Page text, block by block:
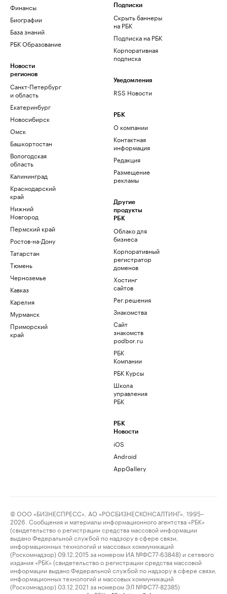
Финансы
Биографии
База знаний
РБК Образование
Новости
регионов
Санкт-Петербург
и область
Екатеринбург
Новосибирск
Омск
Башкортостан
Вологодская
область
Калининград
Краснодарский
край
Нижний
Новгород
Пермский край
Ростов-на-Дону
Татарстан
Тюмень
Черноземье
Кавказ
Карелия
Мурманск
Приморский
край
Подписки
Скрыть баннеры
на РБК
Подписка на РБК
Корпоративная
подписка
Уведомления
RSS Новости
РБК
О компании
Контактная
информация
Редакция
Размещение
рекламы
Другие
продукты
РБК
Облако для
бизнеса
Корпоративный
регистратор
доменов
Хостинг
сайтов
Рег.решения
Знакомства
Сайт
знакомств
podbor.ru
РБК
Компании
РБК Курсы
Школа
управления
РБК
РБК
Новости
iOS
Android
AppGallery
© ООО «БИЗНЕСПРЕСС», АО «РОСБИЗНЕСКОНСАЛТИНГ», 1995–
2026. Сообщения и материалы информационного агентства «РБК»
(свидетельство о регистрации средства массовой информации
выдано Федеральной службой по надзору в сфере связи,
информационных технологий и массовых коммуникаций
(Роскомнадзор) 09.12.2015 за номером ИА №ФС77-63848) и сетевого
издания «РБК» (свидетельство о регистрации средства массовой
информации выдано Федеральной службой по надзору в сфере связи,
информационных технологий и массовых коммуникаций
(Роскомнадзор) 03.12.2021 за номером ЭЛ №ФС77-82385)